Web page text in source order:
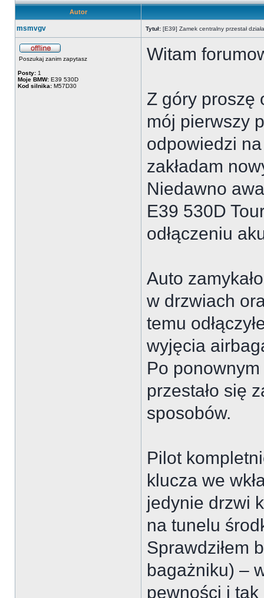
Autor
msmvgv Tytuł: [E39] Zamek centralny przestał
Poszukaj zanim zapytasz
Posty: 1
Moje BMW: E39 530D
Kod silnika: M57D30
Witam
Z góry proszę
mój pierwszy
odpowiedzi
zakładam
Niedawno
E39 530D
odłączeniu
Auto
w drzwiach
temu
wyjęcia
Po
przestało się
sposobów.
Pilot
klucza we
jedynie drzwi
na tunelu
Sprawdziłem
bagażniku) –
pewności i tak